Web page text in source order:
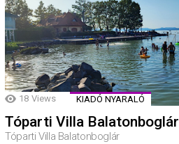
18 Views KIADÓ NYARALÓ
Tóparti Villa Balatonboglár
Tóparti Villa Balatonboglár